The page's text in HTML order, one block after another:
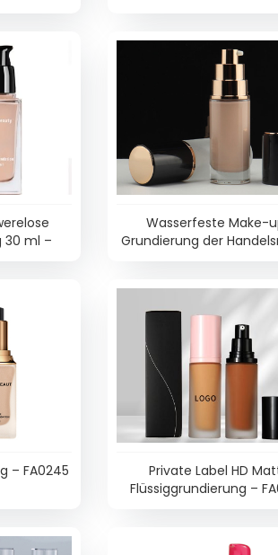
30 ml –
Wasserfeste Make-
Grundierung der
– FA0245
Private Label HD
Flüssiggrundierung –